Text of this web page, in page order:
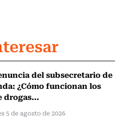
del subsecretario de
¿Cómo funcionan los
drogas...
5 de agosto de 2026